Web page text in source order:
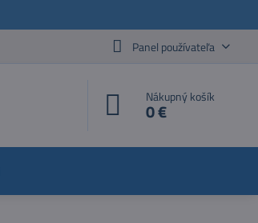
Panel používateľa
Nákupný košík
0 €